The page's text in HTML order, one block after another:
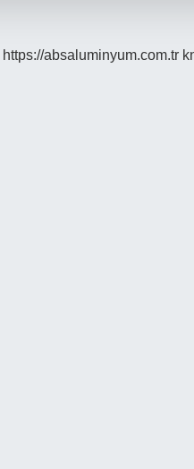
https://absaluminyum.com.tr